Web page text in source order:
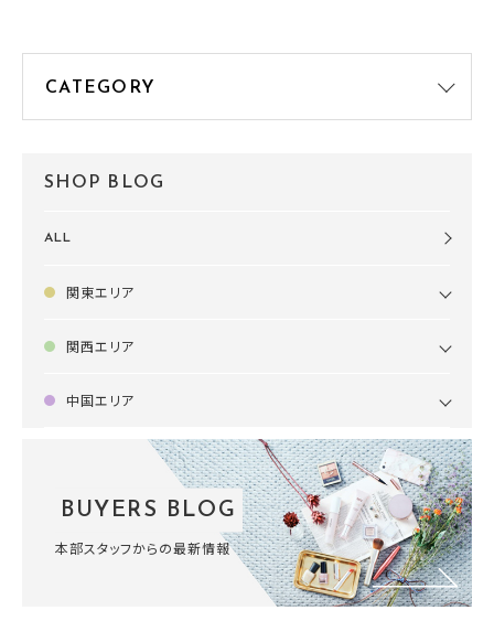
SHOP BLOG
ALL
関東エリア
関西エリア
中国エリア
BUYERS BLOG
本部スタッフからの最新情報